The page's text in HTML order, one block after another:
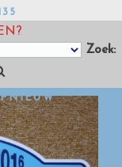
HET
SLS EEN Zoek: